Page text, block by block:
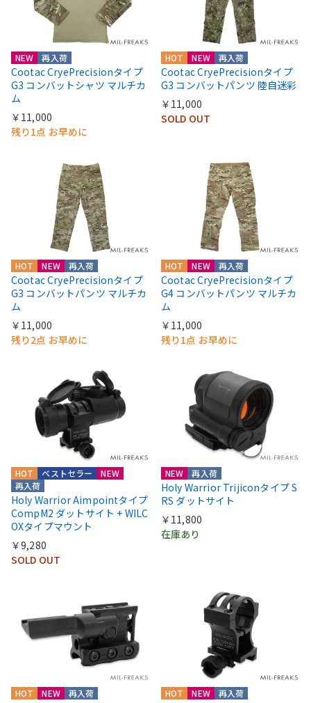
NEW 再入荷
Cootac CryePrecisionタイプ
G3 コンバットシャツ マルチカ
ム
￥11,000
残り1点 お早めに
HOT NEW 再入荷
Cootac CryePrecisionタイプ
G3 コンバットパンツ 陸自迷彩
￥11,000
SOLD OUT
HOT NEW 再入荷
Cootac CryePrecisionタイプ
G3 コンバットパンツ マルチカ
ム
￥11,000
残り2点 お早めに
HOT NEW 再入荷
Cootac CryePrecisionタイプ
G4 コンバットパンツ マルチカ
ム
￥11,000
残り1点 お早めに
HOT
NEW
再入荷
ベストセラー
Holy Warrior Aimpointタイプ
CompM2 ダットサイト + WILC
OXタイプマウント
￥9,280
SOLD OUT
NEW 再入荷
Holy Warrior Trijiconタイプ S
RS ダットサイト
￥11,800
在庫あり
HOT NEW 再入荷 HOT NEW 再入荷